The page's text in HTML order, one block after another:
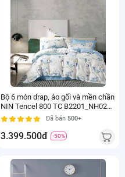
Bộ 6 món drap, áo gối và mền chần
NIN Tencel 800 TC B2201_NH029
(180x200+35cm)Đã bán 500+
3.399.500đ -50%